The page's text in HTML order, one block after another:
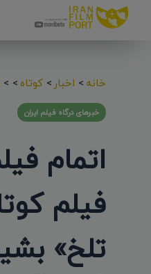
خانه> اخبار> کوتاه>
>
خبرهای درگاه فیلم ایران
اتمام
فیلم
تلخ»